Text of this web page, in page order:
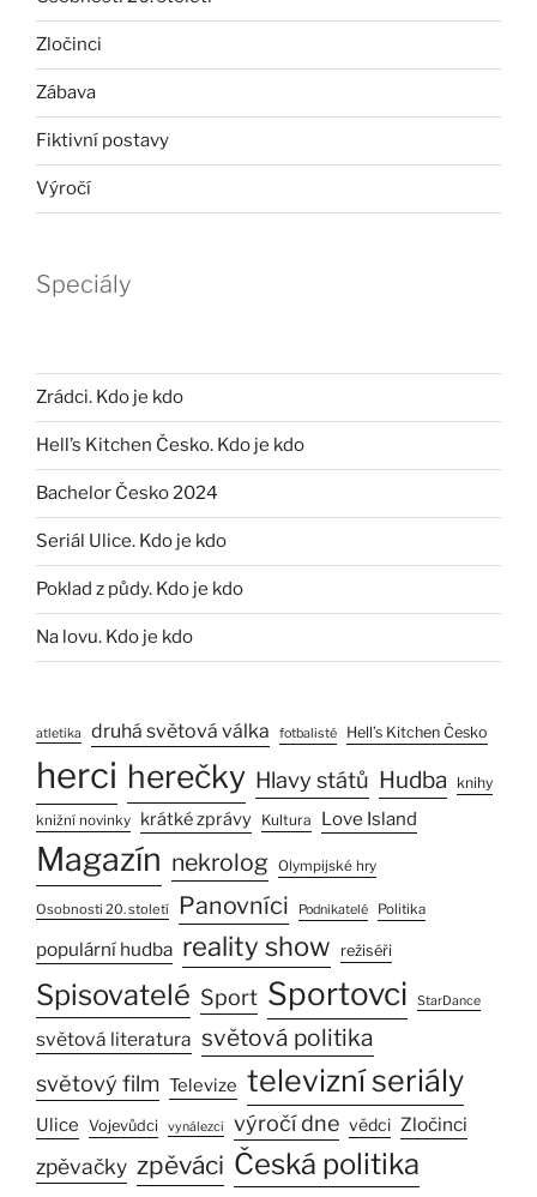
Zločinci
Zábava
Fiktivní postavy
Výročí
Speciály
Zrádci. Kdo je kdo
Hell’s Kitchen Česko. Kdo je kdo
Bachelor Česko 2024
Seriál Ulice. Kdo je kdo
Poklad z půdy. Kdo je kdo
Na lovu. Kdo je kdo
atletika druhá světová válka fotbalisté Hell’s Kitchen Česko
herci herečky Hlavy států Hudba knihy
knižní novinky krátké zprávy Kultura Love Island
Magazín nekrolog Olympijské hry
Osobnosti 20. století Panovníci Podnikatelé Politika
populární hudba reality show režiséři
Spisovatelé Sport Sportovci StarDance
světová literatura světová politika
světový film Televize televizní seriály
Ulice Vojevůdci vynálezci výročí dne vědci Zločinci
zpěvačky zpěváci Česká politika